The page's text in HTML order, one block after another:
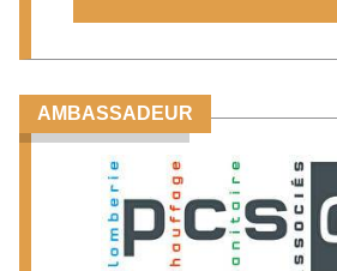
AMBASSADEUR